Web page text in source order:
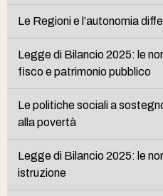
Le Regioni e l’autonomia
Legge di Bilancio 2025: le
fisco e patrimonio pubblico
Le politiche sociali a
alla povertà
Legge di Bilancio 2025: le
istruzione